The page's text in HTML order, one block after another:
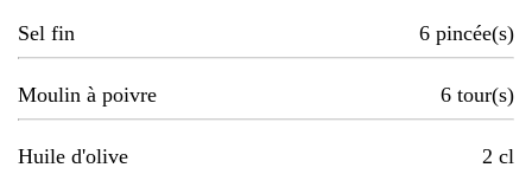
Sel fin 6 pincée(s)
Moulin à poivre 6 tour(s)
Huile d'olive 2 cl